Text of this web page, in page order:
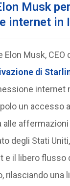
Musk
internet in
Musk, CEO
di
internet
un accesso
alle
degli Stati
e il libero flusso
rilasciando una